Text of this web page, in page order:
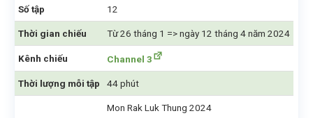
Số tập 12
Thời gian chiếu Từ 26 tháng 1 => ngày 12 tháng 4 năm 2024
Kênh chiếu Channel 3
Thời lượng mỗi tập 44 phút
Mon Rak Luk Thung 2024